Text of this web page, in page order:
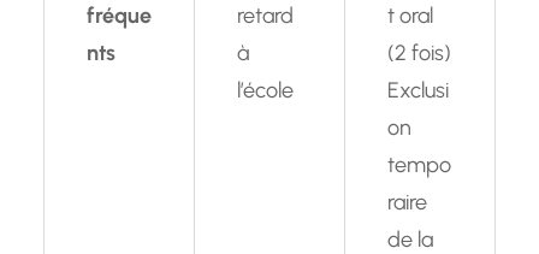
fréque
nts
retard
à
l’école
t oral
(2 fois)
Exclusi
on
tempo
raire
de la